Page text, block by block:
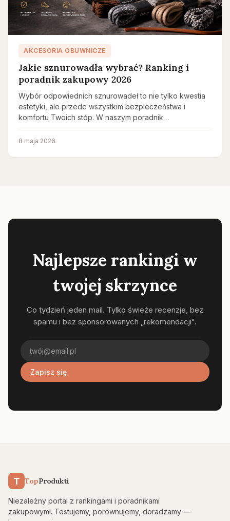
AKCESORIA OBUWNICZE
Jakie sznurowadła wybrać? Ranking i
poradnik zakupowy 2026
Wybór odpowiednich sznurowadeł to nie tylko kwestia
estetyki, ale przede wszystkim bezpieczeństwa i
komfortu Twoich stóp. W naszym poradnik…
8 maja 2026
Najlepsze rankingi w
twojej skrzynce
Co tydzień jeden mail. Tylko świeże recenzje, bez
spamu i bez sponsorowanych „rekomendacji".
Zapisz się
T TopProdukti
Niezależny portal z rankingami i poradnikami
zakupowymi. Testujemy, porównujemy, doradzamy —